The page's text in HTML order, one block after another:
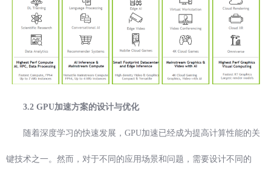
3.2 GPU加速方案的设计与优化
随着深度学习的快速发展，GPU加速已经成为提高计算性能的关
键技术之一。然而，对于不同的应用场景和问题，需要设计不同的